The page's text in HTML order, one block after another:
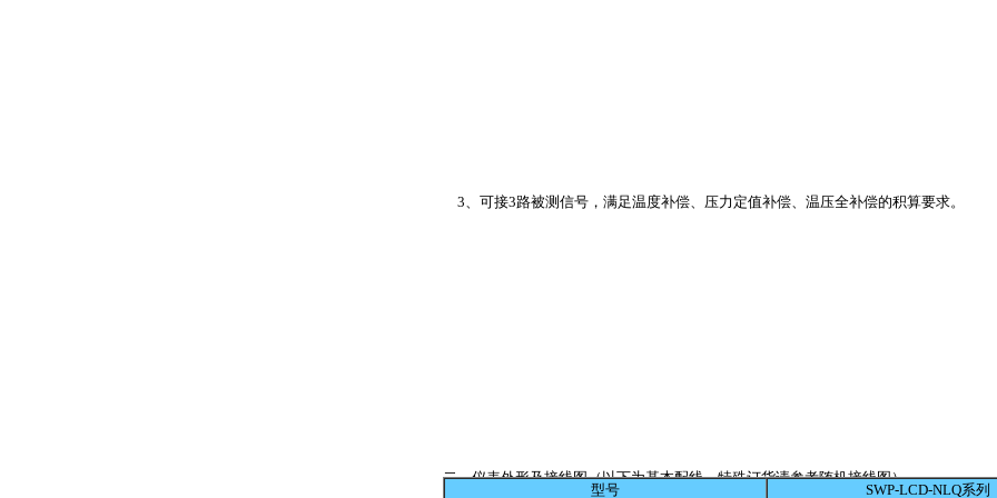
3、可接3路被测信号，满足温度补偿、压力定值补偿、温压全补偿的积算要求。
二、仪表外形及接线图（以下为基本配线，特殊订货请参考随机接线图）
型号 SWP-LCD-NLQ系列